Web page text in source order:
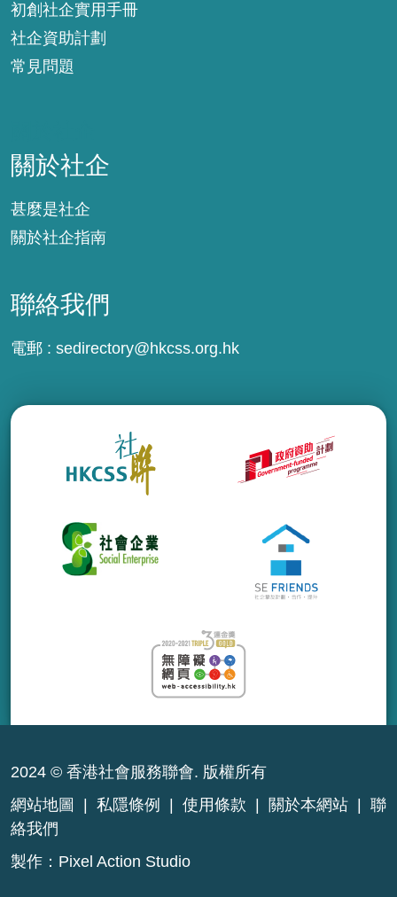
初創社企實用手冊
社企資助計劃
常見問題
關於社企
甚麼是社企
關於社企指南
聯絡我們
電郵 : sedirectory@hkcss.org.hk
2024 © 香港社會服務聯會. 版權所有
網站地圖
私隱條例 使用條款 關於本網站
聯
絡我們
製作： Pixel Action Studio